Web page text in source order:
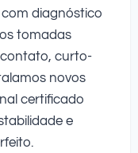
diagnóstico
tomadas
curto-
novos
certificado
e